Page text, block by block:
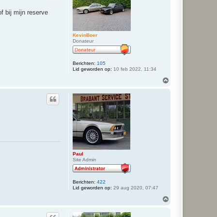
KevinBoer
Donateur
Berichten: 105
Lid geworden op: 10 feb 2022, 11:34
bij mijn reserve
Paul
Site Admin
Berichten: 422
Lid geworden op: 29 aug 2020, 07:47